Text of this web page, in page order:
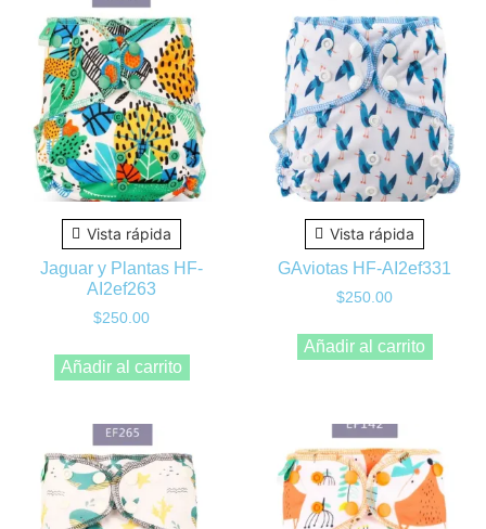
Vista rápida
Jaguar y Plantas HF-
AI2ef263
$250.00
Añadir al carrito
Vista rápida
GAviotas HF-AI2ef331
$250.00
Añadir al carrito